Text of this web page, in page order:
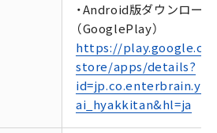
・Android版ダウンロード
（GooglePlay）
https://
store/apps/details?
ai_hyakkitan&hl=ja